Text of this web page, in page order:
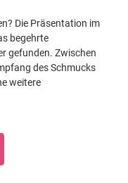
Die Präsentation im
begehrte
gefunden. Zwischen
des Schmucks
weitere